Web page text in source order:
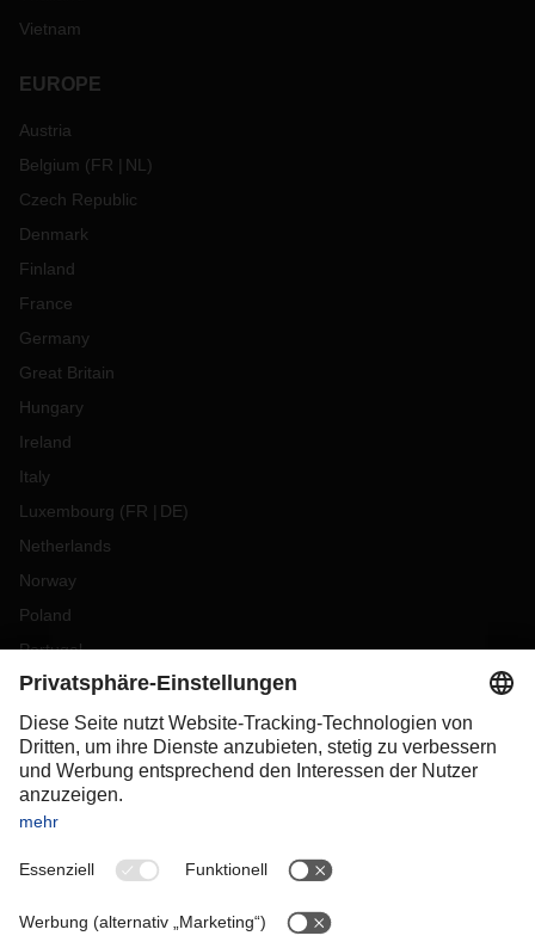
Vietnam
EUROPE
Austria
Belgium (FR NL )
Czech Republic
Denmark
Finland
France
Germany
Great Britain
Hungary
Ireland
Italy
Luxembourg (FR DE)
Netherlands
Norway
Poland
Portugal
Romania
Slovakia
Spain
Sweden
Switzerland
OCEANIA